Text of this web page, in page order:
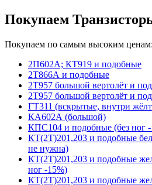
Покупаем
Покупаем по самым высоким ценам:
2П602А; КТ919 и подобные
2Т866А и подобные
2Т957 большой вертолёт и
2Т957 большой вертолёт и
ГТ311 (вскрытые, внутри
КА602А (большой)
КПС104 и подобные (без ног -
КТ(2Т)201,203 и подобные
не нужна)
КТ(2Т)201,203 и подобные
ног -15%)
КТ(2Т)201,203 и подобные